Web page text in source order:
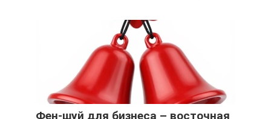
Фен-шуй для бизнеса – восточная